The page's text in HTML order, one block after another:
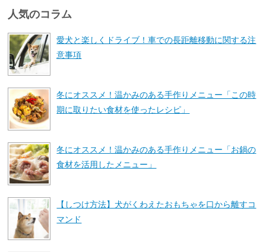
人気のコラム
愛犬と楽しくドライブ！車での長距離移動に関する注
意事項
冬にオススメ！温かみのある手作りメニュー「この時
期に取りたい食材を使ったレシピ」
冬にオススメ！温かみのある手作りメニュー「お鍋の
食材を活用したメニュー」
【しつけ方法】犬がくわえたおもちゃを口から離すコ
マンド